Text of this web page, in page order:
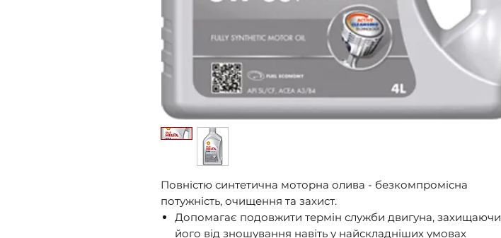
Повністю синтетична моторна олива - безкомпромісна
потужність, очищення та захист.
Допомагає подовжити термін служби двигуна, захищаючи
його від зношування навіть у найскладніших умовах